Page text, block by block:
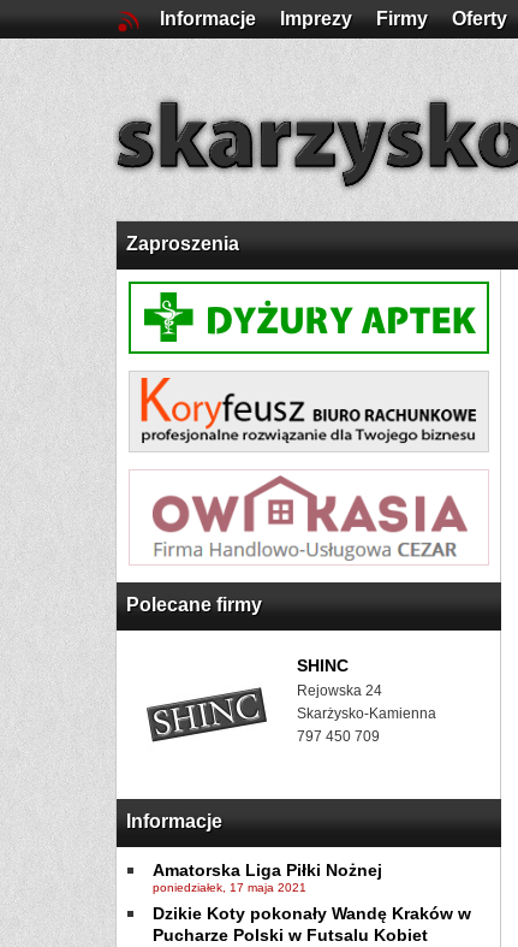
Informacje Imprezy Firmy Oferty
Zaproszenia
Polecane firmy
SHINC
Rejowska 24
Skarżysko-Kamienna
797 450 709
Informacje
Amatorska Liga Piłki Nożnej
poniedziałek, 17 maja 2021
Dzikie Koty pokonały Wandę Kraków w
Pucharze Polski w Futsalu Kobiet